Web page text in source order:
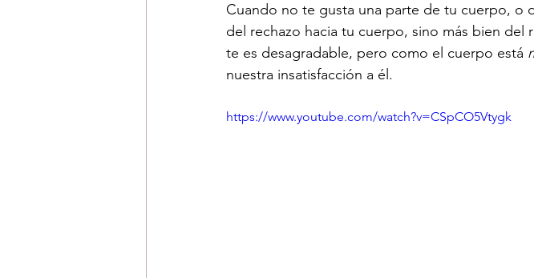
Cuando no te gusta una parte de tu cuerpo, o
del rechazo hacia tu cuerpo, sino más bien del
te es desagradable, pero como el cuerpo está
nuestra insatisfacción a él.
https://www.youtube.com/watch?v=CSpCO5Vtygk